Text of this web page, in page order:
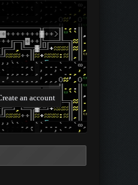
an account